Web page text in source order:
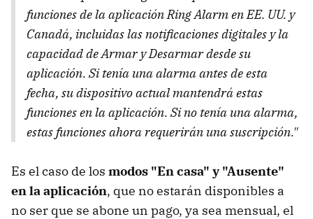
funciones de la aplicación Ring Alarm en EE. UU. y
Canadá, incluidas las notificaciones digitales y la
capacidad de Armar y Desarmar desde su
aplicación. Si tenía una alarma antes de esta
fecha, su dispositivo actual mantendrá estas
funciones en la aplicación. Si no tenía una alarma,
estas funciones ahora requerirán una suscripción."
Es el caso de los modos "En casa" y "Ausente"
en la aplicación, que no estarán disponibles a
no ser que se abone un pago, ya sea mensual, el